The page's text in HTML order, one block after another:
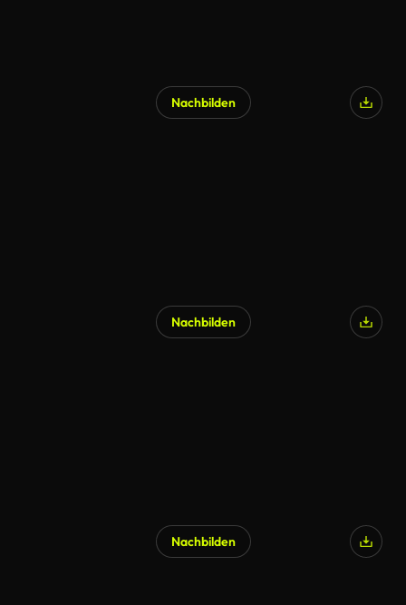
Nachbilden
Nachbilden
Nachbilden